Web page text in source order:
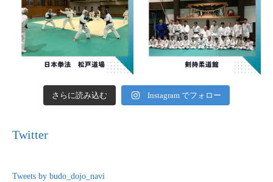
さらに読み込む Instagram でフォロー
Twitter
Tweets by budo_dojo_navi